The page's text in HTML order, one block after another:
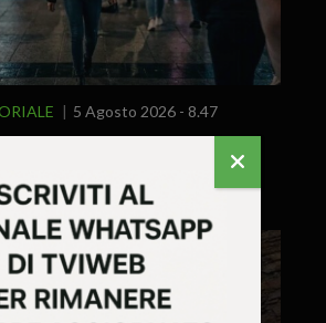
5 Agosto 2026 - 8.47
occhiali ti spiano! Altro
facciale!